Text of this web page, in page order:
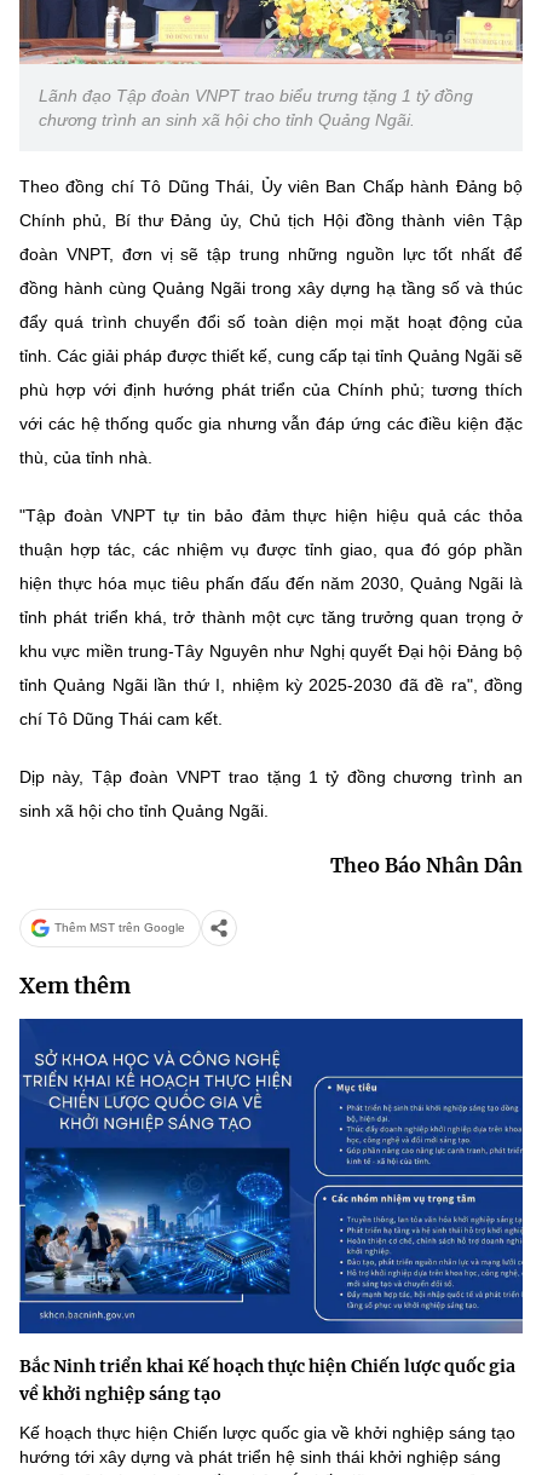
Lãnh đạo Tập đoàn VNPT trao biểu trưng tặng 1 tỷ đồng
chương trình an sinh xã hội cho tỉnh Quảng Ngãi.
Theo đồng chí Tô Dũng Thái, Ủy viên Ban Chấp hành Đảng bộ
Chính phủ, Bí thư Đảng ủy, Chủ tịch Hội đồng thành viên Tập
đoàn VNPT, đơn vị sẽ tập trung những nguồn lực tốt nhất để
đồng hành cùng Quảng Ngãi trong xây dựng hạ tầng số và thúc
đẩy quá trình chuyển đổi số toàn diện mọi mặt hoạt động của
tỉnh. Các giải pháp được thiết kế, cung cấp tại tỉnh Quảng Ngãi sẽ
phù hợp với định hướng phát triển của Chính phủ; tương thích
với các hệ thống quốc gia nhưng vẫn đáp ứng các điều kiện đặc
thù, của tỉnh nhà.
"Tập đoàn VNPT tự tin bảo đảm thực hiện hiệu quả các thỏa
thuận hợp tác, các nhiệm vụ được tỉnh giao, qua đó góp phần
hiện thực hóa mục tiêu phấn đấu đến năm 2030, Quảng Ngãi là
tỉnh phát triển khá, trở thành một cực tăng trưởng quan trọng ở
khu vực miền trung-Tây Nguyên như Nghị quyết Đại hội Đảng bộ
tỉnh Quảng Ngãi lần thứ I, nhiệm kỳ 2025-2030 đã đề ra", đồng
chí Tô Dũng Thái cam kết.
Dịp này, Tập đoàn VNPT trao tặng 1 tỷ đồng chương trình an
sinh xã hội cho tỉnh Quảng Ngãi.
Theo Báo Nhân Dân
Thêm MST trên Google
Xem thêm
Bắc Ninh triển khai Kế hoạch thực hiện Chiến lược quốc gia
về khởi nghiệp sáng tạo
Kế hoạch thực hiện Chiến lược quốc gia về khởi nghiệp sáng tạo
hướng tới xây dựng và phát triển hệ sinh thái khởi nghiệp sáng